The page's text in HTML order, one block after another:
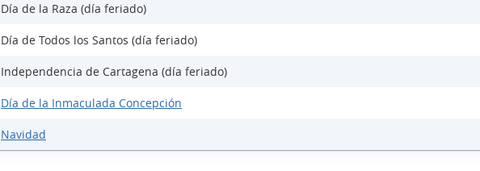
Día de la Raza (día feriado)
Día de Todos los Santos (día feriado)
Independencia de Cartagena (día feriado)
Día de la Inmaculada Concepción
Navidad